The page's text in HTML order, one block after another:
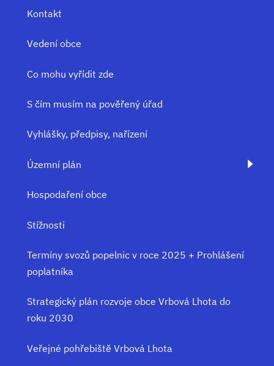
Kontakt
Vedení obce
Co mohu vyřídit zde
S čím musím na pověřený úřad
Vyhlášky, předpisy, nařízení
Územní plán
Hospodaření obce
Stížnosti
Termíny svozů popelnic v roce 2025 + Prohlášení
poplatníka
Strategický plán rozvoje obce Vrbová Lhota do
roku 2030
Veřejné pohřebiště Vrbová Lhota